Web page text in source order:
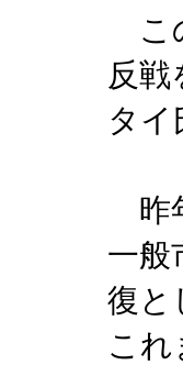
こ
反
タ
昨
一般
復と
これ